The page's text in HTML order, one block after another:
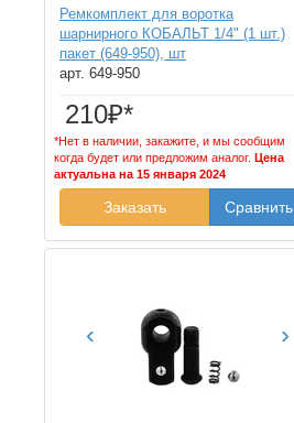
Ремкомплект для воротка
шарнирного КОБАЛЬТ 1/4" (1 шт.)
пакет (649-950), шт
арт. 649-950
210₽*
*Нет в наличии, закажите, и мы сообщим
когда будет или предложим аналог. Цена
актуальна на 15 января 2024
Заказать Сравнить
‹ ›